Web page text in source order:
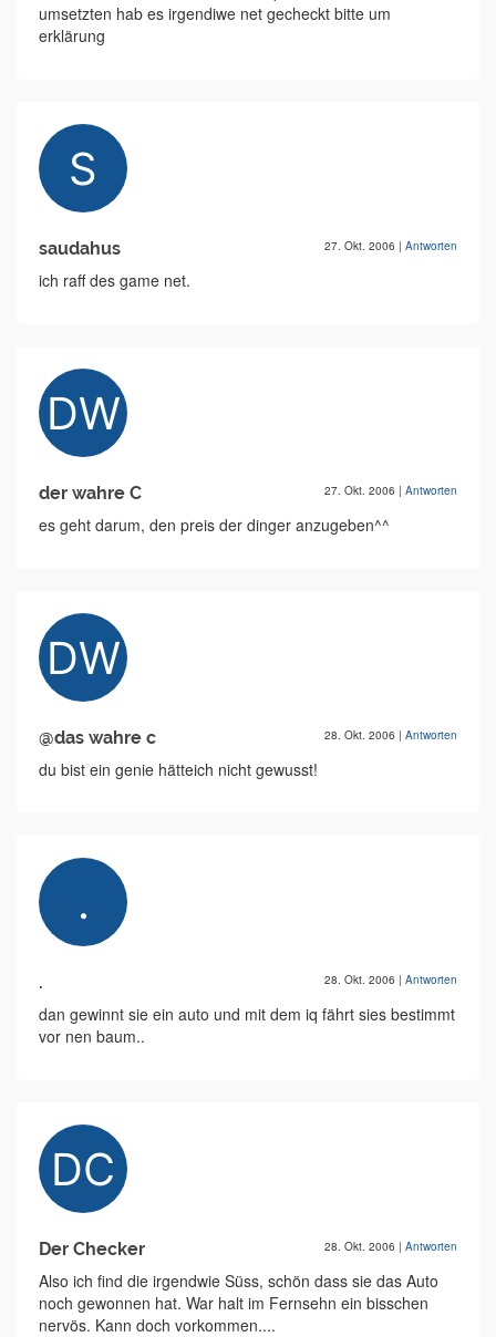
umsetzten hab es irgendiwe net gecheckt bitte um
erklärung
saudahus 27. Okt. 2006 | Antworten
ich raff des game net.
der wahre C 27. Okt. 2006 | Antworten
es geht darum, den preis der dinger anzugeben^^
@das wahre c 28. Okt. 2006 | Antworten
du bist ein genie hätteich nicht gewusst!
. 28. Okt. 2006 | Antworten
dan gewinnt sie ein auto und mit dem iq fährt sies bestimmt
vor nen baum..
Der Checker 28. Okt. 2006 | Antworten
Also ich find die irgendwie Süss, schön dass sie das Auto
noch gewonnen hat. War halt im Fernsehn ein bisschen
nervös. Kann doch vorkommen....